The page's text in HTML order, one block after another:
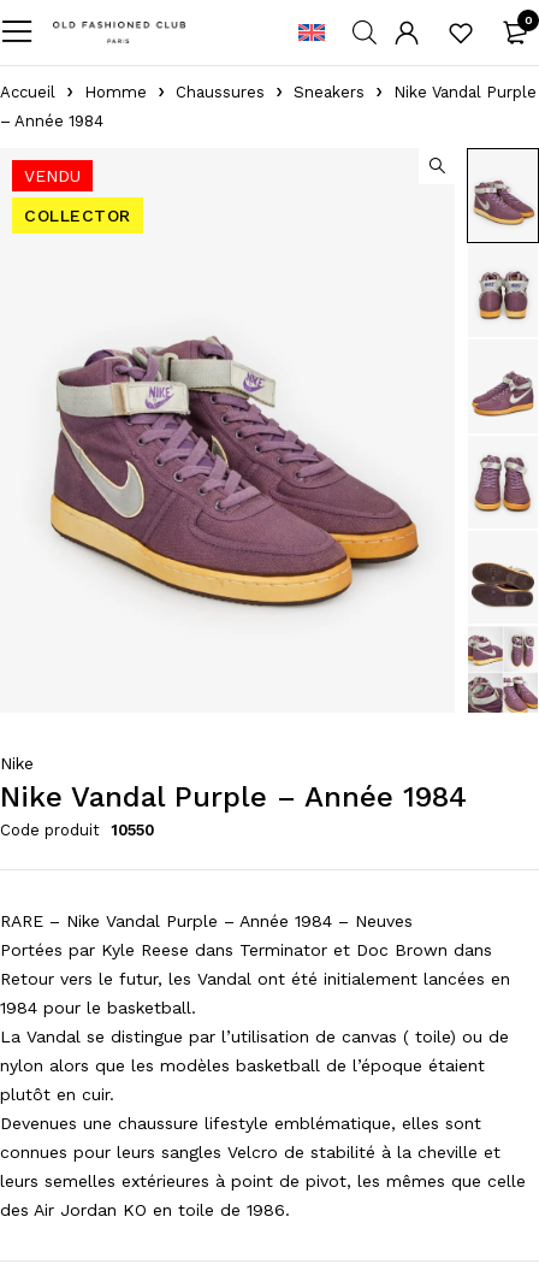
0
Accueil Homme Chaussures Sneakers
Nike Vandal Purple
– Année 1984
VENDU
COLLECTOR
Nike
Nike Vandal Purple – Année 1984
Code produit 10550
RARE – Nike Vandal Purple – Année 1984 – Neuves
Portées par Kyle Reese dans Terminator et Doc Brown dans
Retour vers le futur, les Vandal ont été initialement lancées en
1984 pour le basketball.
La Vandal se distingue par l’utilisation de canvas ( toile) ou de
nylon alors que les modèles basketball de l’époque étaient
plutôt en cuir.
Devenues une chaussure lifestyle emblématique, elles sont
connues pour leurs sangles Velcro de stabilité à la cheville et
leurs semelles extérieures à point de pivot, les mêmes que celle
des Air Jordan KO en toile de 1986.